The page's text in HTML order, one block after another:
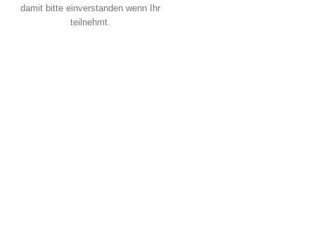
damit bitte einverstanden wenn Ihr
teilnehmt.